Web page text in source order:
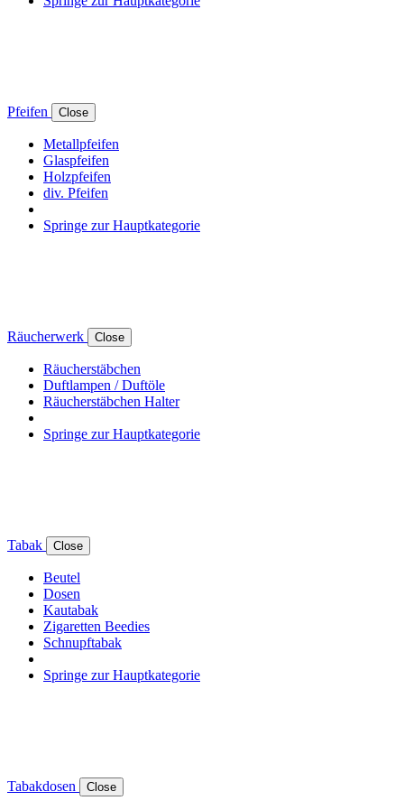
Pfeifen Close
Metallpfeifen
Glaspfeifen
Holzpfeifen
div. Pfeifen
Springe zur Hauptkategorie
Räucherwerk Close
Räucherstäbchen
Duftlampen / Duftöle
Räucherstäbchen Halter
Springe zur Hauptkategorie
Tabak Close
Beutel
Dosen
Kautabak
Zigaretten Beedies
Schnupftabak
Springe zur Hauptkategorie
Tabakdosen Close